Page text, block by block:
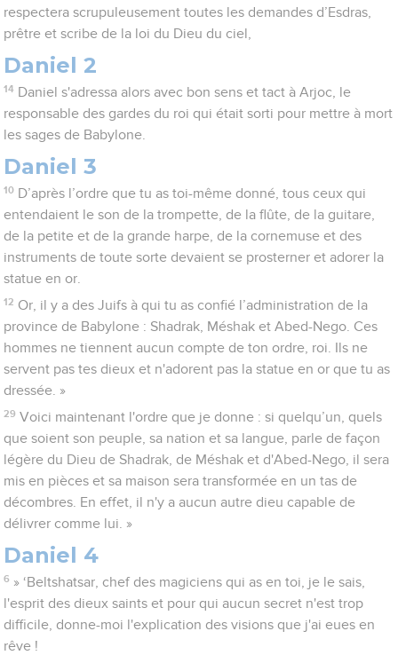
respectera scrupuleusement toutes les demandes d’Esdras,
prêtre et scribe de la loi du Dieu du ciel,
Daniel 2
14 Daniel s'adressa alors avec bon sens et tact à Arjoc, le
responsable des gardes du roi qui était sorti pour mettre à mort
les sages de Babylone.
Daniel 3
10 D’après l’ordre que tu as toi-même donné, tous ceux qui
entendaient le son de la trompette, de la flûte, de la guitare,
de la petite et de la grande harpe, de la cornemuse et des
instruments de toute sorte devaient se prosterner et adorer la
statue en or.
12 Or, il y a des Juifs à qui tu as confié l’administration de la
province de Babylone : Shadrak, Méshak et Abed-Nego. Ces
hommes ne tiennent aucun compte de ton ordre, roi. Ils ne
servent pas tes dieux et n'adorent pas la statue en or que tu as
dressée. »
29 Voici maintenant l'ordre que je donne : si quelqu’un, quels
que soient son peuple, sa nation et sa langue, parle de façon
légère du Dieu de Shadrak, de Méshak et d'Abed-Nego, il sera
mis en pièces et sa maison sera transformée en un tas de
décombres. En effet, il n'y a aucun autre dieu capable de
délivrer comme lui. »
Daniel 4
6 » ‘Beltshatsar, chef des magiciens qui as en toi, je le sais,
l'esprit des dieux saints et pour qui aucun secret n'est trop
difficile, donne-moi l'explication des visions que j'ai eues en
rêve !